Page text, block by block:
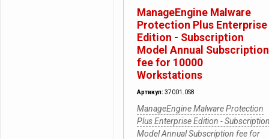
ManageEngine Malware
Protection Plus Enterprise
Edition - Subscription
Model Annual Subscription
fee for 10000
Workstations
Артикул: 37001.0S8
ManageEngine Malware Protection
Plus Enterprise Edition -
Model Annual Subscription fee for